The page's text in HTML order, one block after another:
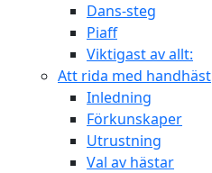
Dans-steg
Piaff
Viktigast av allt:
Att rida med handhäst
Inledning
Förkunskaper
Utrustning
Val av hästar